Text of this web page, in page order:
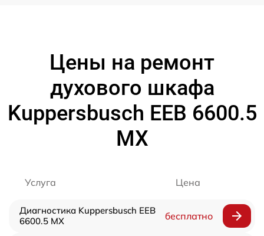
Цены на ремонт
духового шкафа
Kuppersbusch EEB 6600.5
MX
Услуга Цена
Диагностика Kuppersbusch EEB
6600.5 MX
бесплатно